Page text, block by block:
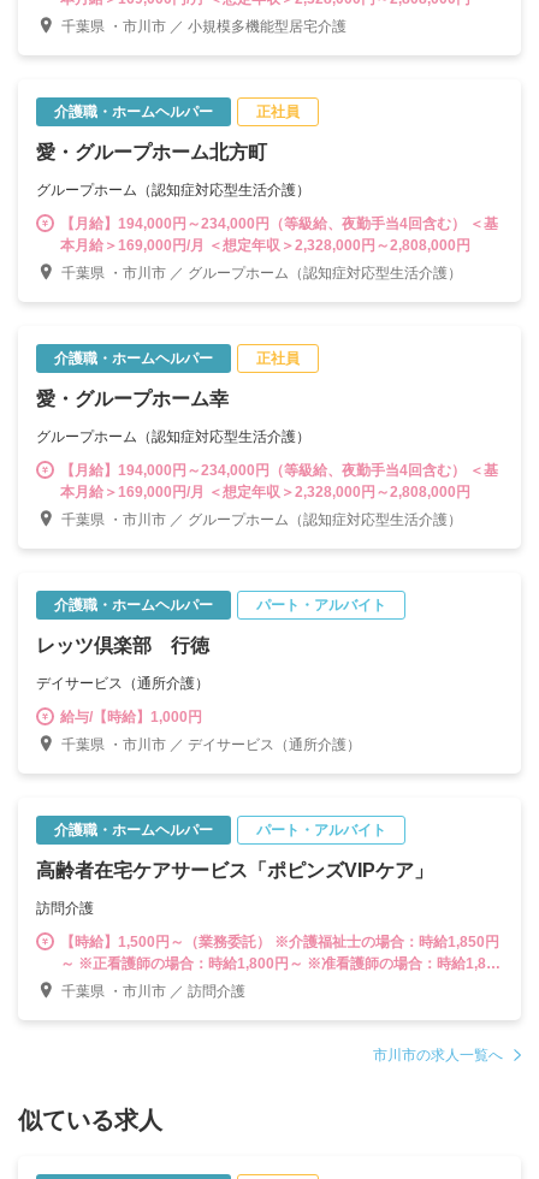
千葉県 ・市川市 ／ 小規模多機能型居宅介護
介護職・ホームヘルパー 正社員
愛・グループホーム北方町
グループホーム（認知症対応型生活介護）
【月給】194,000円～234,000円（等級給、夜勤手当4回含む） ＜基
本月給＞169,000円/月 ＜想定年収＞2,328,000円～2,808,000円
千葉県 ・市川市 ／ グループホーム（認知症対応型生活介護）
介護職・ホームヘルパー 正社員
愛・グループホーム幸
グループホーム（認知症対応型生活介護）
【月給】194,000円～234,000円（等級給、夜勤手当4回含む） ＜基
本月給＞169,000円/月 ＜想定年収＞2,328,000円～2,808,000円
千葉県 ・市川市 ／ グループホーム（認知症対応型生活介護）
介護職・ホームヘルパー パート・アルバイト
レッツ倶楽部 行徳
デイサービス（通所介護）
給与/【時給】1,000円
千葉県 ・市川市 ／ デイサービス（通所介護）
介護職・ホームヘルパー パート・アルバイト
高齢者在宅ケアサービス「ポピンズVIPケア」
訪問介護
【時給】1,500円～（業務委託） ※介護福祉士の場合：時給1,850円
～ ※正看護師の場合：時給1,800円～ ※准看護師の場合：時給1,800
円～ ※実務者研修の場合：時給1,600円～ ※基礎研修の場合：時給
千葉県 ・市川市 ／ 訪問介護
市川市の求人一覧へ
似ている求人